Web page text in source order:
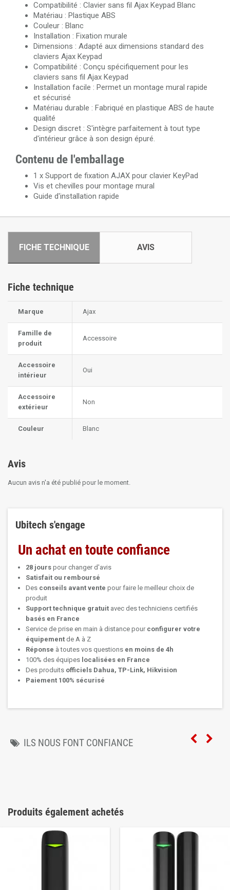
Compatibilité : Clavier sans fil Ajax Keypad Blanc
Matériau : Plastique ABS
Couleur : Blanc
Installation : Fixation murale
Dimensions : Adapté aux dimensions standard des
claviers Ajax Keypad
Compatibilité : Conçu spécifiquement pour les
claviers sans fil Ajax Keypad
Installation facile : Permet un montage mural rapide
et sécurisé
Matériau durable : Fabriqué en plastique ABS de haute
qualité
Design discret : S'intègre parfaitement à tout type
d'intérieur grâce à son design épuré.
Contenu de l'emballage
1 x Support de fixation AJAX pour clavier KeyPad
Vis et chevilles pour montage mural
Guide d'installation rapide
FICHE TECHNIQUE AVIS
Fiche technique
Marque Ajax
Famille de
produit
Accessoire
Accessoire
intérieur
Oui
Accessoire
extérieur
Non
Couleur Blanc
Avis
Aucun avis n'a été publié pour le moment.
Ubitech s'engage
Un achat en toute confiance
28 jours pour changer d'avis
Satisfait ou remboursé
Des conseils avant vente pour faire le meilleur choix de
produit
Support technique gratuit avec des techniciens certifiés
basés en France
Service de prise en main à distance pour configurer votre
équipement de A à Z
Réponse à toutes vos questions en moins de 4h
100% des équipes localisées en France
Des produits officiels Dahua, TP-Link, Hikvision
Paiement 100% sécurisé
ILS NOUS FONT CONFIANCE
Produits également achetés